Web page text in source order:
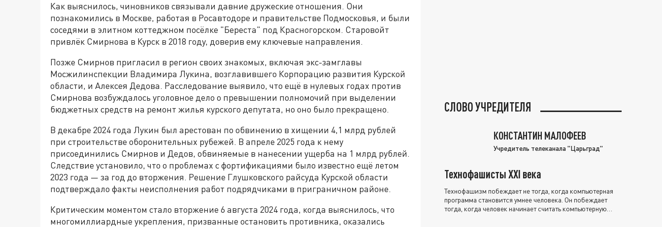
Как выяснилось, чиновников связывали давние дружеские отношения. Они
познакомились в Москве, работая в Росавтодоре и правительстве Подмосковья, и были
соседями в элитном коттеджном посёлке "Береста" под Красногорском. Старовойт
привлёк Смирнова в Курск в 2018 году, доверив ему ключевые направления.
Позже Смирнов пригласил в регион своих знакомых, включая экс-замглавы
Мосжилинспекции Владимира Лукина, возглавившего Корпорацию развития Курской
области, и Алексея Дедова. Расследование выявило, что ещё в нулевых годах против
Смирнова возбуждалось уголовное дело о превышении полномочий при выделении
бюджетных средств на ремонт жилья курского депутата, но оно было прекращено.
В декабре 2024 года Лукин был арестован по обвинению в хищении 4,1 млрд рублей
при строительстве оборонительных рубежей. В апреле 2025 года к нему
присоединились Смирнов и Дедов, обвиняемые в нанесении ущерба на 1 млрд рублей.
Следствие установило, что о проблемах с фортификациями было известно ещё летом
2023 года — за год до вторжения. Решение Глушковского райсуда Курской области
подтверждало факты неисполнения работ подрядчиками в приграничном районе.
Критическим моментом стало вторжение 6 августа 2024 года, когда выяснилось, что
многомиллиардные укрепления, призванные остановить противника, оказались
СЛОВО УЧРЕДИТЕЛЯ
КОНСТАНТИН МАЛОФЕЕВ
Учредитель телеканала "Царьград"
Технофашисты XXI века
Технофашизм побеждает не тогда, когда компьютерная
программа становится умнее человека. Он побеждает
тогда, когда человек начинает считать компьютерную